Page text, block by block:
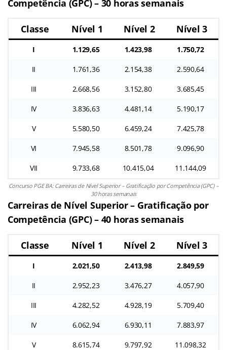
Competência (GPC) – 30 horas semanais
Classe Nível 1 Nível 2 Nível 3
I 1.129,65 1.423,98 1.750,72
II 1.761,36 2.154,38 2.590,64
III 2.668,56 3.152,80 3.685,45
IV 3.836,63 4.481,14 5.190,17
V 5.580,50 6.459,24 7.425,78
VI 7.945,58 8.501,78 9.096,90
VII 9.733,68 10.415,04 11.144,09
Concurso PGE BA: Carreiras de Nível Superior – Gratificação por Competência (GPC) –
30 horas semanais
Carreiras de Nível Superior – Gratificação por
Competência (GPC) – 40 horas semanais
Classe Nível 1 Nível 2 Nível 3
I 2.021,50 2.413,98 2.849,59
II 2.952,23 3.476,27 4.057,90
III 4.282,52 4.928,19 5.709,40
IV 6.062,94 6.930,11 7.883,97
V 8.615,74 9.797,92 11.098,32